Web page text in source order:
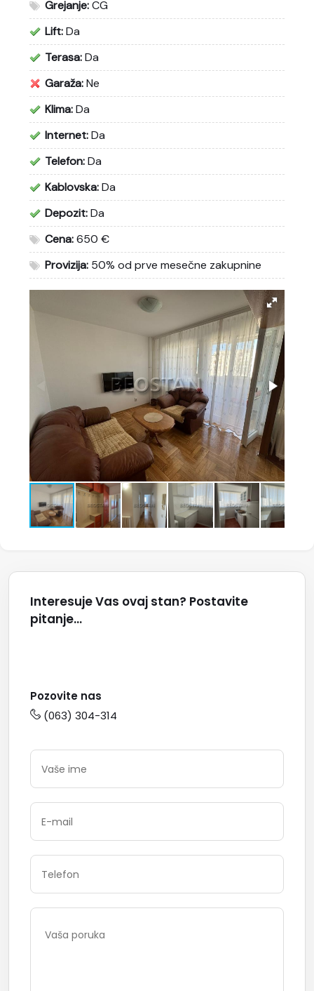
Grejanje:CG
Lift:Da
Terasa:Da
Garaža:Ne
Klima:Da
Internet:Da
Telefon:Da
Kablovska:Da
Depozit:Da
Cena:650 €
Provizija: 50% od prve mesečne zakupnine
Interesuje Vas ovaj stan? Postavite
pitanje...
Pozovite nas
(063) 304-314